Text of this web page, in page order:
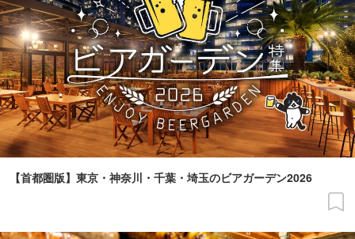
【首都圏版】東京・神奈川・千葉・埼玉のビアガーデン2026